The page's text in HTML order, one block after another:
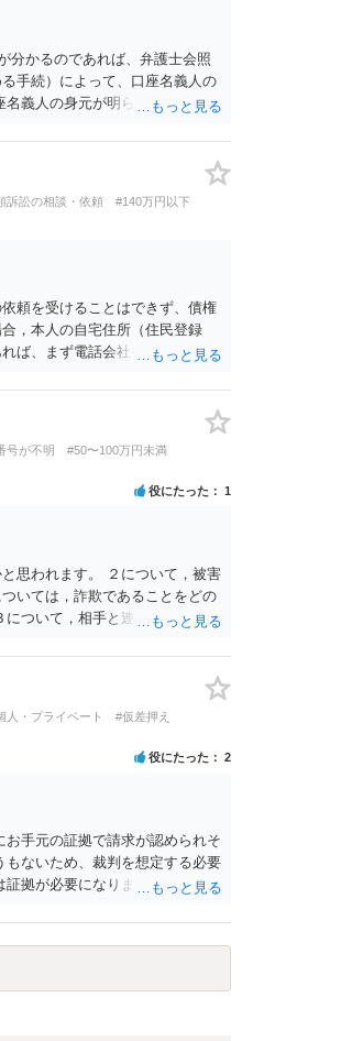
分かるのであれば、弁護士会照
手続）によって、口座名義人の
義人の身元が明らかになった
す。 また、書面を送っても無視
も、弁済の資力が無ければ、長
があるでしょう。
訴訟の相談・依頼 #140万円以下
頼を受けることはできず、債権
，本人の自宅住所（住民登録
ば、まず電話会社や金融機関等
多いです（なお、判決記載の住
務者への送達は、公示送達まで
の売上金を回収できる場合もあ
もちろん、弁護士費用や各種の
ずれにせよ、弁護士へ直接相談
号が不明
#50〜100万円未満
役にたった 1
思われます。 ２について，被害
いては，詐欺であることをどの
ついて，相手と連絡が取れるの
できたとしてもご自身の経済的
能な場合も多いです。 ５につ
とを調査したうえで，公示送達
ー権侵害や名誉権侵害として相
人・プライベート
#仮差押え
役にたった 2
手元の証拠で請求が認められそ
ないため、裁判を想定する必要
拠が必要になります。 借用書
しい」等の記載があれば証拠に
依頼になるかは別にして、お近
とをおすすめいたします。 ご参